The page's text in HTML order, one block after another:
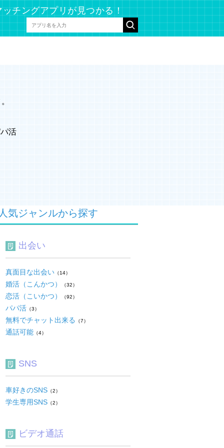
チングアプリが見つかる！
活
人気ジャンルから探す
出会い
真面目な出会い （14）
婚活（こんかつ） （32）
恋活（こいかつ） （92）
パパ活 （3）
無料でチャット出来る （7）
通話可能 （4）
SNS
車好きのSNS （2）
学生専用SNS （2）
ビデオ通話